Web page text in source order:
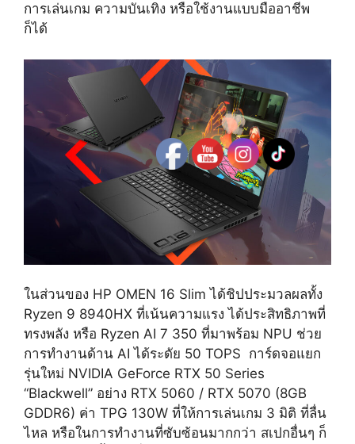
การเล่นเกม ความบันเทิง หรือใช้งานแบบมืออาชีพ
ก็ได้
ในส่วนของ HP OMEN 16 Slim ได้ชิปประมวลผลทั้ง
Ryzen 9 8940HX ที่เน้นความแรง ได้ประสิทธิภาพที่
ทรงพลัง หรือ Ryzen AI 7 350 ที่มาพร้อม NPU ช่วย
การทำงานด้าน AI ได้ระดัย 50 TOPS การ์ดจอแยก
รุ่นใหม่ NVIDIA GeForce RTX 50 Series
“Blackwell” อย่าง RTX 5060 / RTX 5070 (8GB
GDDR6) ค่า TPG 130W ที่ให้การเล่นเกม 3 มิติ ที่ลื่น
ไหล หรือในการทำงานที่ซับซ้อนมากกว่า สเปกอื่นๆ ก็